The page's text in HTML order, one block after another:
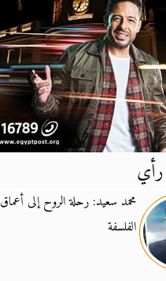
محمد سعيد: رحلة الروح إلى أعماق
الفلسفة